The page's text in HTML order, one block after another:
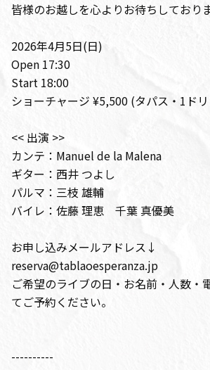
皆様のお越しを心よりお待ちしておりま
2026年4月5日(日)
Open 17:30
Start 18:00
ショーチャージ ¥5,500 (タパス・1ド
<< 出演 >>
カンテ：Manuel de la Malena
ギター：西井 つよし
パルマ：三枝 雄輔
バイレ：佐藤 理恵 千葉 真優美
お申し込みメールアドレス↓
reserva@tablaoesperanza.jp
ご希望のライブの日・お名前・人数・
てご予約ください。
----------